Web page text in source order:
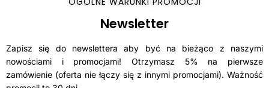
Newsletter
Zapisz się do newslettera aby być na bieżąco z naszymi
nowościami i promocjami! Otrzymasz 5% na pierwsze
zamówienie (oferta nie łączy się z innymi promocjami). Ważność